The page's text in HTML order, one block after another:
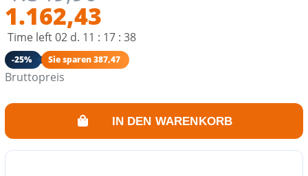
sorgen für ein homogenes Garen. Geeignet für Butan-
oder Propangas und kompatibel mit Stadtgas.
Empfohlen für 8-10 Personen. Umweltbewusster
Konsum.
1.162,43
Time left02 d. 11 : 17 :37
-25% Sie sparen 387,47
Bruttopreis
IN DEN WARENKORB